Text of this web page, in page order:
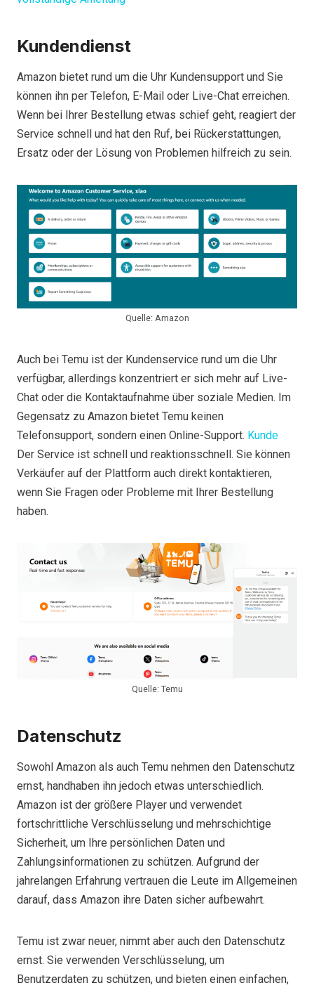
Kundendienst
Amazon bietet rund um die Uhr Kundensupport und Sie
können ihn per Telefon, E-Mail oder Live-Chat erreichen.
Wenn bei Ihrer Bestellung etwas schief geht, reagiert der
Service schnell und hat den Ruf, bei Rückerstattungen,
Ersatz oder der Lösung von Problemen hilfreich zu sein.
Quelle: Amazon
Auch bei Temu ist der Kundenservice rund um die Uhr
verfügbar, allerdings konzentriert er sich mehr auf Live-
Chat oder die Kontaktaufnahme über soziale Medien. Im
Gegensatz zu Amazon bietet Temu keinen
Telefonsupport, sondern einen Online-Support. Kunde
Der Service ist schnell und reaktionsschnell. Sie können
Verkäufer auf der Plattform auch direkt kontaktieren,
wenn Sie Fragen oder Probleme mit Ihrer Bestellung
haben.
Quelle: Temu
Datenschutz
Sowohl Amazon als auch Temu nehmen den Datenschutz
ernst, handhaben ihn jedoch etwas unterschiedlich.
Amazon ist der größere Player und verwendet
fortschrittliche Verschlüsselung und mehrschichtige
Sicherheit, um Ihre persönlichen Daten und
Zahlungsinformationen zu schützen. Aufgrund der
jahrelangen Erfahrung vertrauen die Leute im Allgemeinen
darauf, dass Amazon ihre Daten sicher aufbewahrt.
Temu ist zwar neuer, nimmt aber auch den Datenschutz
ernst. Sie verwenden Verschlüsselung, um
Benutzerdaten zu schützen, und bieten einen einfachen,